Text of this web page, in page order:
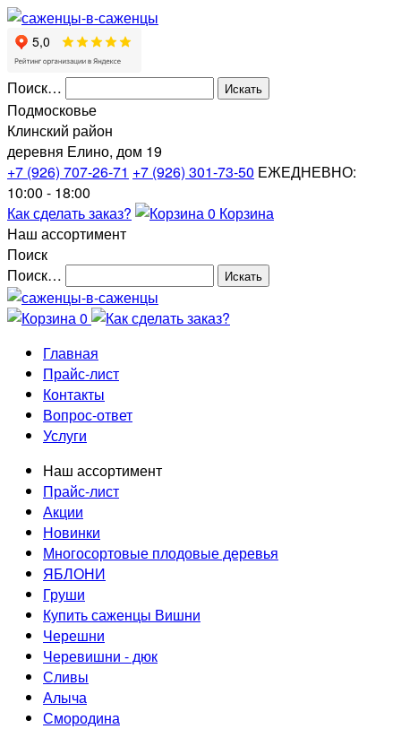
Поиск…
Подмосковье
Клинский район
деревня Елино, дом 19
+7 (926) 707-26-71 +7 (926) 301-73-50 ЕЖЕДНЕВНО:
10:00 - 18:00
Как сделать заказ?
0 Корзина
Наш ассортимент
Поиск
Поиск…
0
Главная
Прайс-лист
Контакты
Вопрос-ответ
Услуги
Наш ассортимент
Прайс-лист
Акции
Новинки
Многосортовые плодовые деревья
ЯБЛОНИ
Груши
Купить саженцы Вишни
Черешни
Черевишни - дюк
Сливы
Алыча
Смородина